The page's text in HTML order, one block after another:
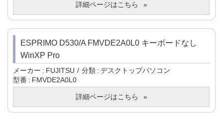
詳細ページはこちら
ESPRIMO D530/A FMVDE2A0L0 キーボードなし
WinXP Pro
メーカー FUJITSU 分類
デスクトップパソコン
型番
FMVDE2A0L0
詳細ページはこちら